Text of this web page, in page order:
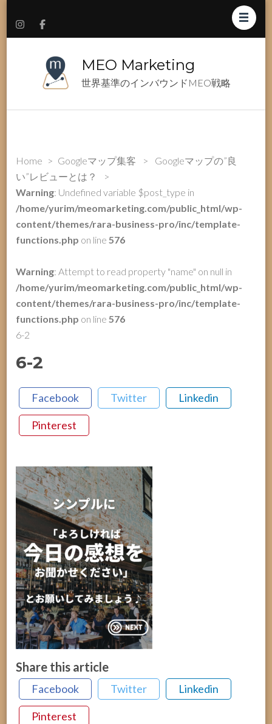
MEO Marketing
世界基準のインバウンドMEO戦略
Home > Googleマップ集客 >
Googleマップの”良
い”レビューとは？
>
Warning: Undefined variable $post_type in
/home/yurim/meomarketing.com/public_html/wp-
content/themes/rara-business-pro/inc/template-
functions.php on line576
Warning: Attempt to read property "name" on null in
/home/yurim/meomarketing.com/public_html/wp-
content/themes/rara-business-pro/inc/template-
functions.php on line576
6-2
6-2
Facebook Twitter Linkedin
Pinterest
Share this article
Facebook Twitter Linkedin
Pinterest